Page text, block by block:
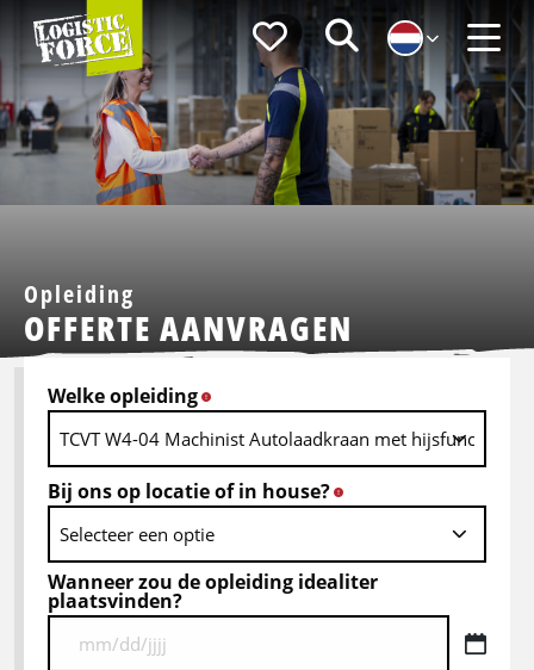
Logistic
Force
FavorietenZoeken
Menu
Opleiding
OFFERTE AANVRAGEN
Welke opleiding
Bij ons op locatie of in house?
Wanneer zou de opleiding idealiter
plaatsvinden?